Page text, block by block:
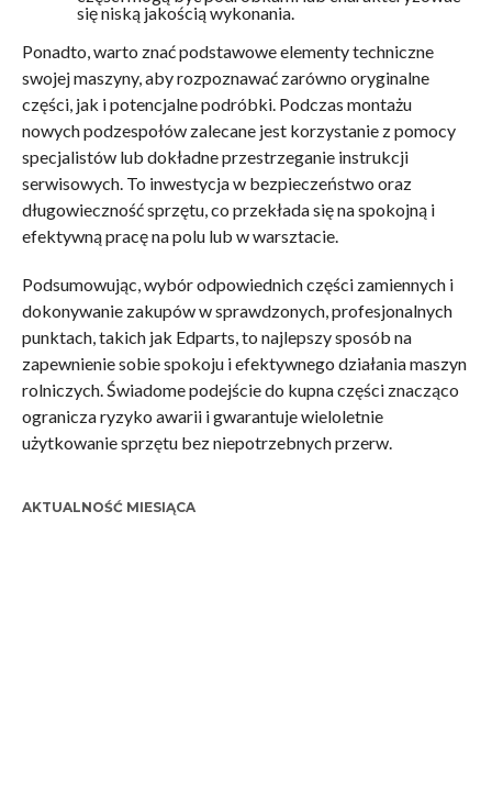
się niską jakością wykonania.
Ponadto, warto znać podstawowe elementy techniczne
swojej maszyny, aby rozpoznawać zarówno oryginalne
części, jak i potencjalne podróbki. Podczas montażu
nowych podzespołów zalecane jest korzystanie z pomocy
specjalistów lub dokładne przestrzeganie instrukcji
serwisowych. To inwestycja w bezpieczeństwo oraz
długowieczność sprzętu, co przekłada się na spokojną i
efektywną pracę na polu lub w warsztacie.
Podsumowując, wybór odpowiednich części zamiennych i
dokonywanie zakupów w sprawdzonych, profesjonalnych
punktach, takich jak Edparts, to najlepszy sposób na
zapewnienie sobie spokoju i efektywnego działania maszyn
rolniczych. Świadome podejście do kupna części znacząco
ogranicza ryzyko awarii i gwarantuje wieloletnie
użytkowanie sprzętu bez niepotrzebnych przerw.
AKTUALNOŚĆ MIESIĄCA